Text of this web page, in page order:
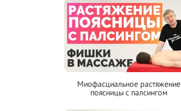
Миофасциальное растяжение
поясницы с палсингом